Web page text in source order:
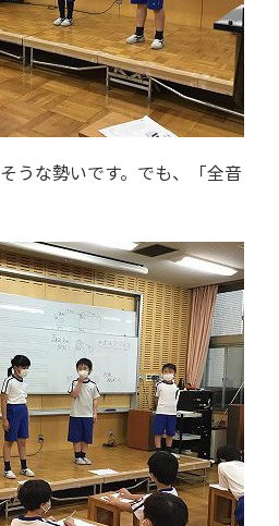
うな勢いです。でも、「全音